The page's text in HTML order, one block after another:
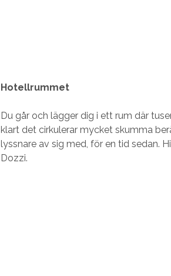
Hotellrummet
Du går och lägger dig i ett rum där
klart det cirkulerar mycket skumma
lyssnare av sig med, för en tid sedan.
Dozzi.